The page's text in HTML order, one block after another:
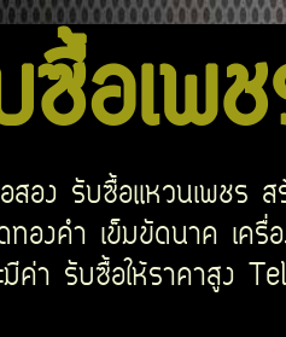
อเพ
อง รับซื้อแหวนเพชร
องคำ เข็มขัดนาค เค
มีค่า รับซื้อให้ราคาสู